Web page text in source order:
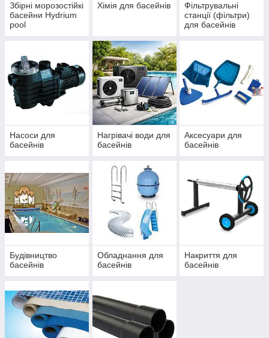
Збірні морозостійкі
басейни Hydrium
pool
Хімія для басейнів
Фільтрувальні
станції (фільтри)
для басейнів
Насоси для
басейнів
Нагрівачі води для
басейнів
Аксесуари для
басейнів
Будівництво
басейнів
Обладнання для
басейнів
Накриття для
басейнів